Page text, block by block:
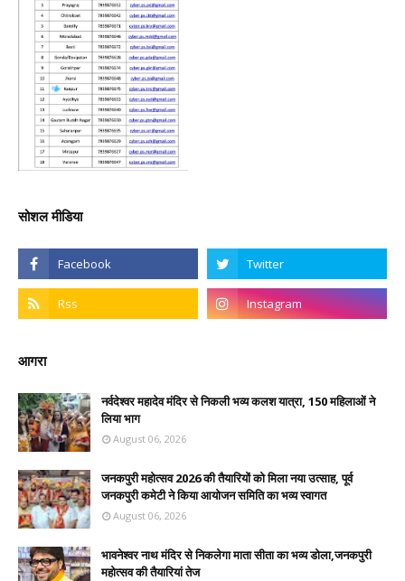
सोशल मीडिया
आगरा
नर्वदेश्वर महादेव मंदिर से निकली भव्य कलश यात्रा, 150 महिलाओं ने
लिया भाग
August 06, 2026
जनकपुरी महोत्सव 2026 की तैयारियों को मिला नया उत्साह, पूर्व
जनकपुरी कमेटी ने किया आयोजन समिति का भव्य स्वागत
August 06, 2026
भावनेश्वर नाथ मंदिर से निकलेगा माता सीता का भव्य डोला,जनकपुरी
महोत्सव की तैयारियां तेज